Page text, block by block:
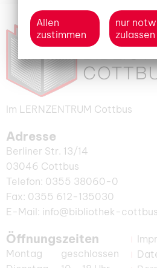
Im LERNZENTRUM Cottbus
Adresse
Berliner Str. 13/14
03046 Cottbus
Telefon: 0355 38060-0
Fax: 0355 612-135030
E-Mail: info@bibliothek-
Öffnungszeiten
Montag
geschlossen
Allen
zustimmen
nur
zulassen